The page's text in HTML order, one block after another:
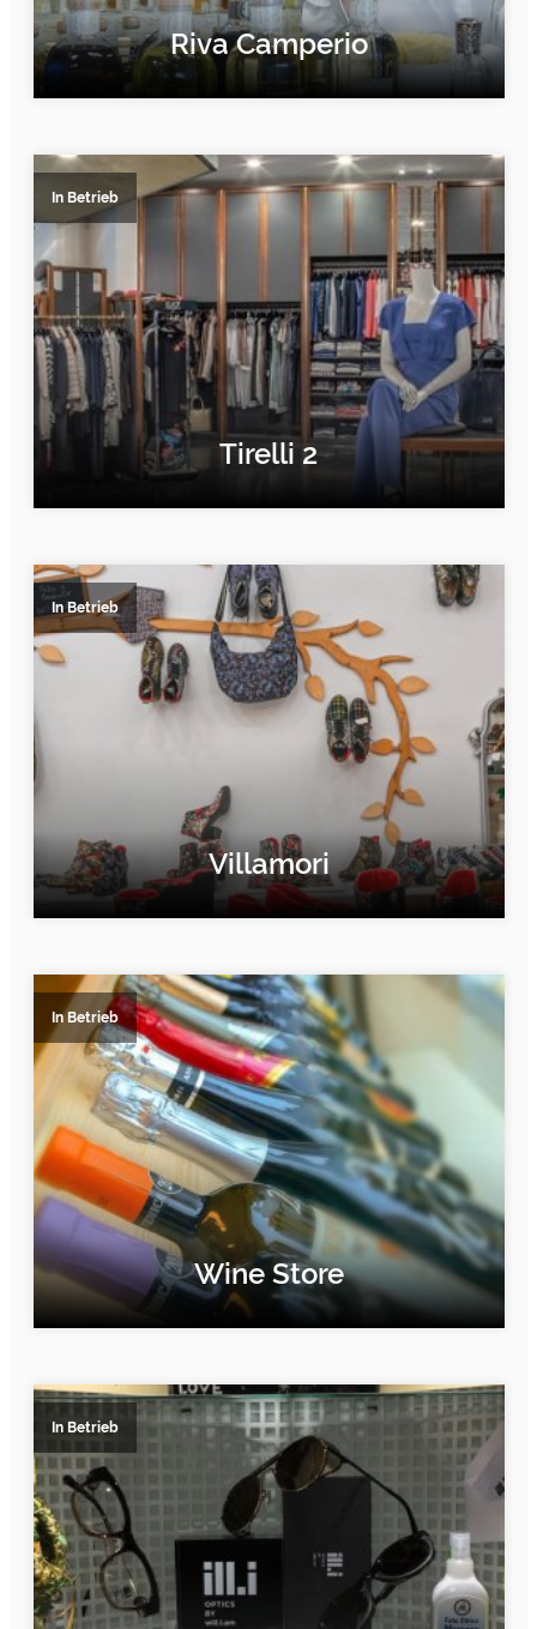
Riva Camperio
In Betrieb
Tirelli 2
In Betrieb
Villamori
In Betrieb
Wine Store
In Betrieb